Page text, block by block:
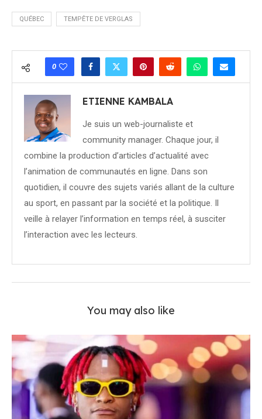
QUÉBEC TEMPÊTE DE VERGLAS
0
ETIENNE KAMBALA
Je suis un web-journaliste et
community manager. Chaque jour, il
combine la production d’articles d’actualité avec
l’animation de communautés en ligne. Dans son
quotidien, il couvre des sujets variés allant de la culture
au sport, en passant par la société et la politique. Il
veille à relayer l’information en temps réel, à susciter
l’interaction avec les lecteurs.
You may also like